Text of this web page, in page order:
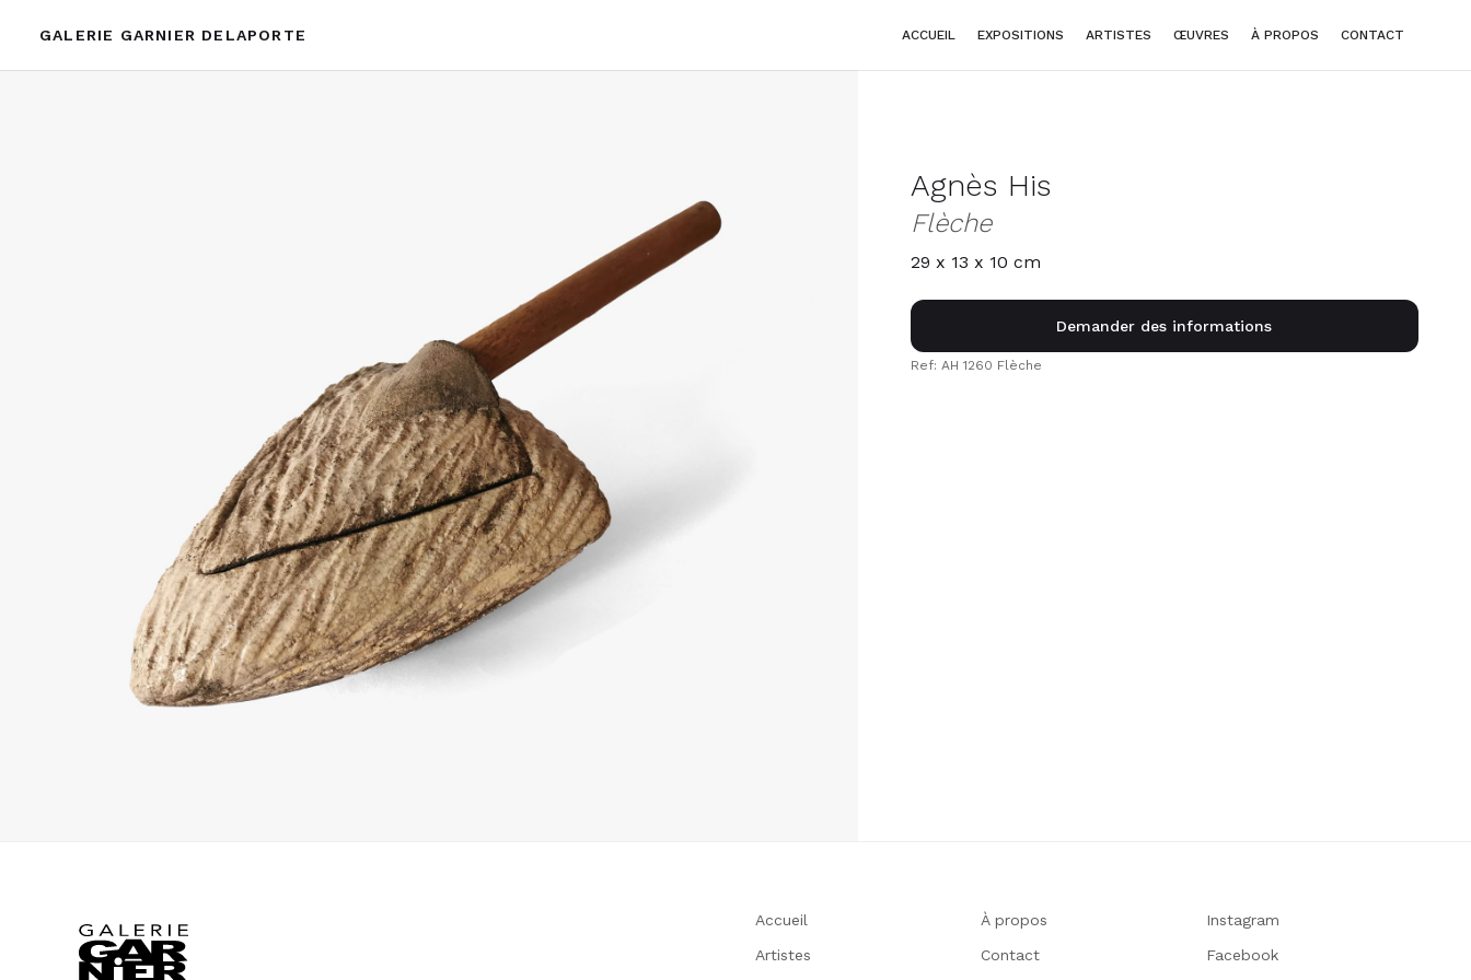
GALERIE GARNIER DELAPORTE ACCUEIL EXPOSITIONS ARTISTES ŒUVRES À PROPOS CONTACT
Agnès His
Flèche
29 x 13 x 10 cm
Demander des informations
Ref: AH 1260 Flèche
Accueil
Artistes
Instagram
Facebook
À propos
Contact